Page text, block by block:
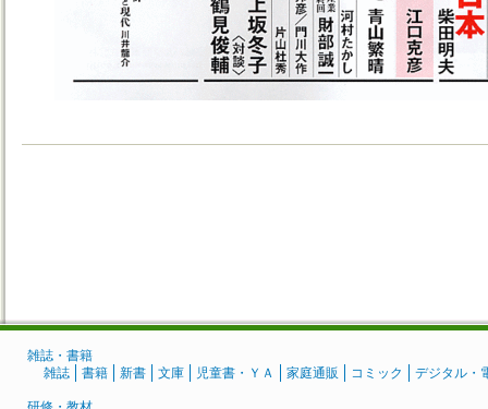
雑誌・書籍
雑誌
書籍 新書 文庫 児童書・ＹＡ 家庭通販 コミック デジタル・